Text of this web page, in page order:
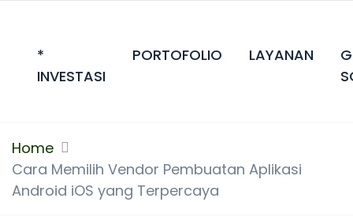
*
INVESTASI
PORTOFOLIO LAYANAN
Home
Cara Memilih Vendor Pembuatan Aplikasi
Android iOS yang Terpercaya